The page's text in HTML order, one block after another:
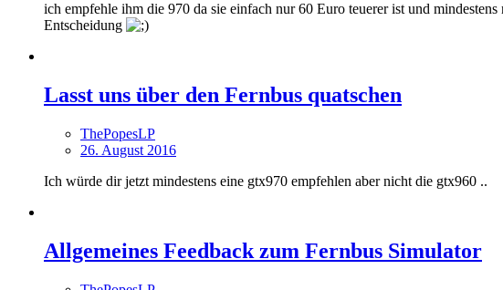
ich empfehle ihm die 970 da sie einfach nur 60 Euro teuerer ist und
Entscheidung
Lasst uns über den Fernbus quatschen
ThePopesLP
26. August 2016
Ich würde dir jetzt mindestens eine gtx970 empfehlen aber nicht die gtx960 ..
Allgemeines Feedback zum Fernbus Simulator